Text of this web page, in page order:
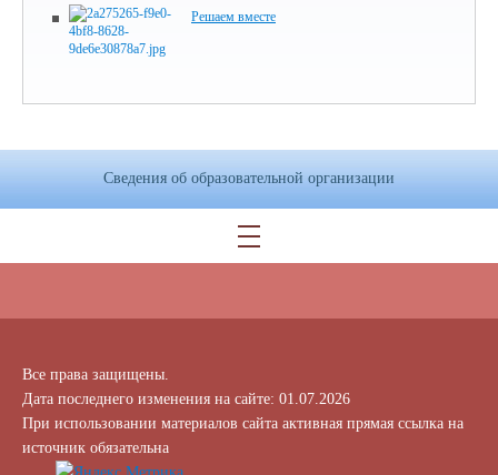
Решаем вместе
Сведения об образовательной организации
Все права защищены.
Дата последнего изменения на сайте: 01.07.2026
При использовании материалов сайта активная прямая ссылка на
источник обязательна